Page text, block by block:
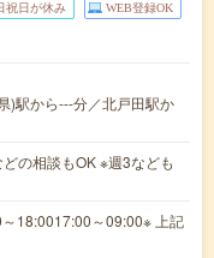
祝日が休み WEB登録OK
)駅から---分／北戸田駅か
の相談もOK ※週3なども
18:0017:00～09:00※ 上記